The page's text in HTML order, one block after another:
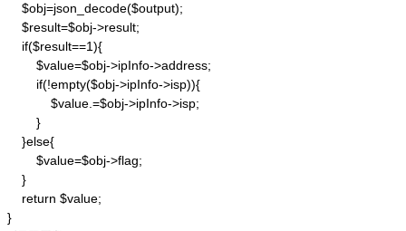
    $obj=json_decode($output);
    $result=$obj->result;
    if($result==1){
        $value=$obj->ipInfo->address;
        if(!empty($obj->ipInfo->isp)){
            $value.=$obj->ipInfo->isp;
        }
    }else{
        $value=$obj->flag;
    }
    return $value;
}